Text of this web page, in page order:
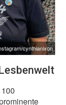
cynthianixon